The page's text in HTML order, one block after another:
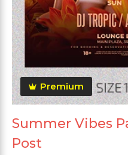
Premium
Summer Vibes
Post